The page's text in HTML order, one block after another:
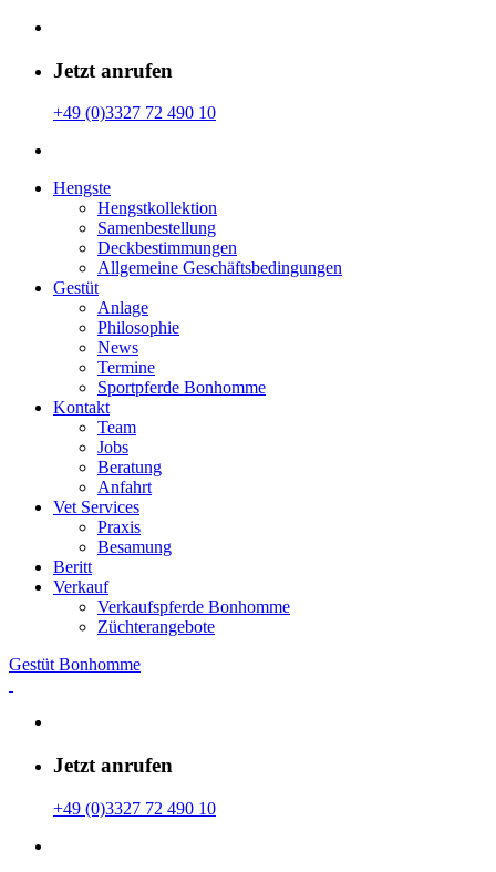
Jetzt anrufen
+49 (0)3327 72 490 10
Hengste
Hengstkollektion
Samenbestellung
Deckbestimmungen
Allgemeine Geschäfts­bedingungen
Gestüt
Anlage
Philosophie
News
Termine
Sportpferde Bonhomme
Kontakt
Team
Jobs
Beratung
Anfahrt
Vet Services
Praxis
Besamung
Beritt
Verkauf
Verkaufspferde Bonhomme
Züchterangebote
Gestüt Bonhomme
Jetzt anrufen
+49 (0)3327 72 490 10